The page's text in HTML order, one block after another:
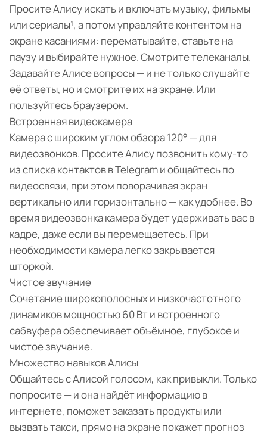
Просите Алису искать и включать музыку, фильмы
или сериалы¹, а потом управляйте контентом на
экране касаниями: перематывайте, ставьте на
паузу и выбирайте нужное. Смотрите телеканалы.
Задавайте Алисе вопросы — и не только слушайте
её ответы, но и смотрите их на экране. Или
пользуйтесь браузером.
Встроенная видеокамера
Камера с широким углом обзора 120° — для
видеозвонков. Просите Алису позвонить кому-то
из списка контактов в Telegram и общайтесь по
видеосвязи, при этом поворачивая экран
вертикально или горизонтально — как удобнее. Во
время видеозвонка камера будет удерживать вас в
кадре, даже если вы перемещаетесь. При
необходимости камера легко закрывается
шторкой.
Чистое звучание
Сочетание широкополосных и низкочастотного
динамиков мощностью 60 Вт и встроенного
сабвуфера обеспечивает объёмное, глубокое и
чистое звучание.
Множество навыков Алисы
Общайтесь с Алисой голосом, как привыкли. Только
попросите — и она найдёт информацию в
интернете, поможет заказать продукты или
вызвать такси, прямо на экране покажет прогноз